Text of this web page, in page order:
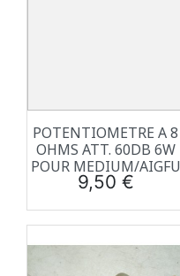
POTENTIOMETRE A 8
OHMS ATT. 60DB 6W
POUR MEDIUM/AIGFU
Prix
9,50 €